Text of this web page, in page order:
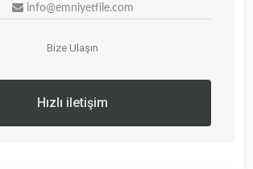
info@emniyetfile.com
Bize Ulaşın
Hızlı iletişim